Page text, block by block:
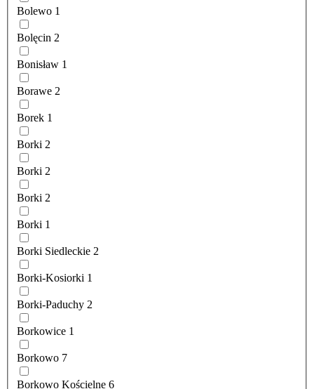
Bolewo 1
Bolęcin 2
Bonisław 1
Borawe 2
Borek 1
Borki 2
Borki 2
Borki 2
Borki 1
Borki Siedleckie 2
Borki-Kosiorki 1
Borki-Paduchy 2
Borkowice 1
Borkowo 7
Borkowo Kościelne 6